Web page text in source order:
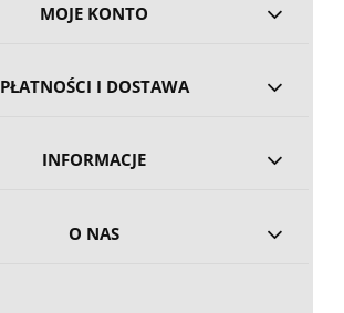
MOJE KONTO
PŁATNOŚCI I DOSTAWA
INFORMACJE
O NAS